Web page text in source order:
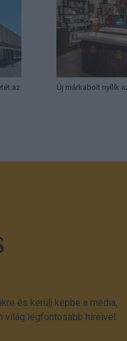
az
Új márkabolt nyílik
és kerülj képbe a média,
világ legfontosabb híreivel.